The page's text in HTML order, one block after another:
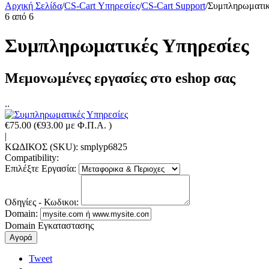
Αρχική Σελίδα/CS-Cart Υπηρεσίες/CS-Cart Support/
6 από 6
Συμπληρωματικές Υπηρεσίες
Μεμονωμένες εργασίες στο eshop σας
..
€75.00 (€93.00 με Φ.Π.Α. )
|
ΚΩΔΙΚΟΣ (SKU): smplyp6825
Compatibility:
Επιλέξτε Εργασία:
Οδηγίες - Κωδικοι:
Domain:
Domain Εγκαταστασης
Αγορά
Tweet